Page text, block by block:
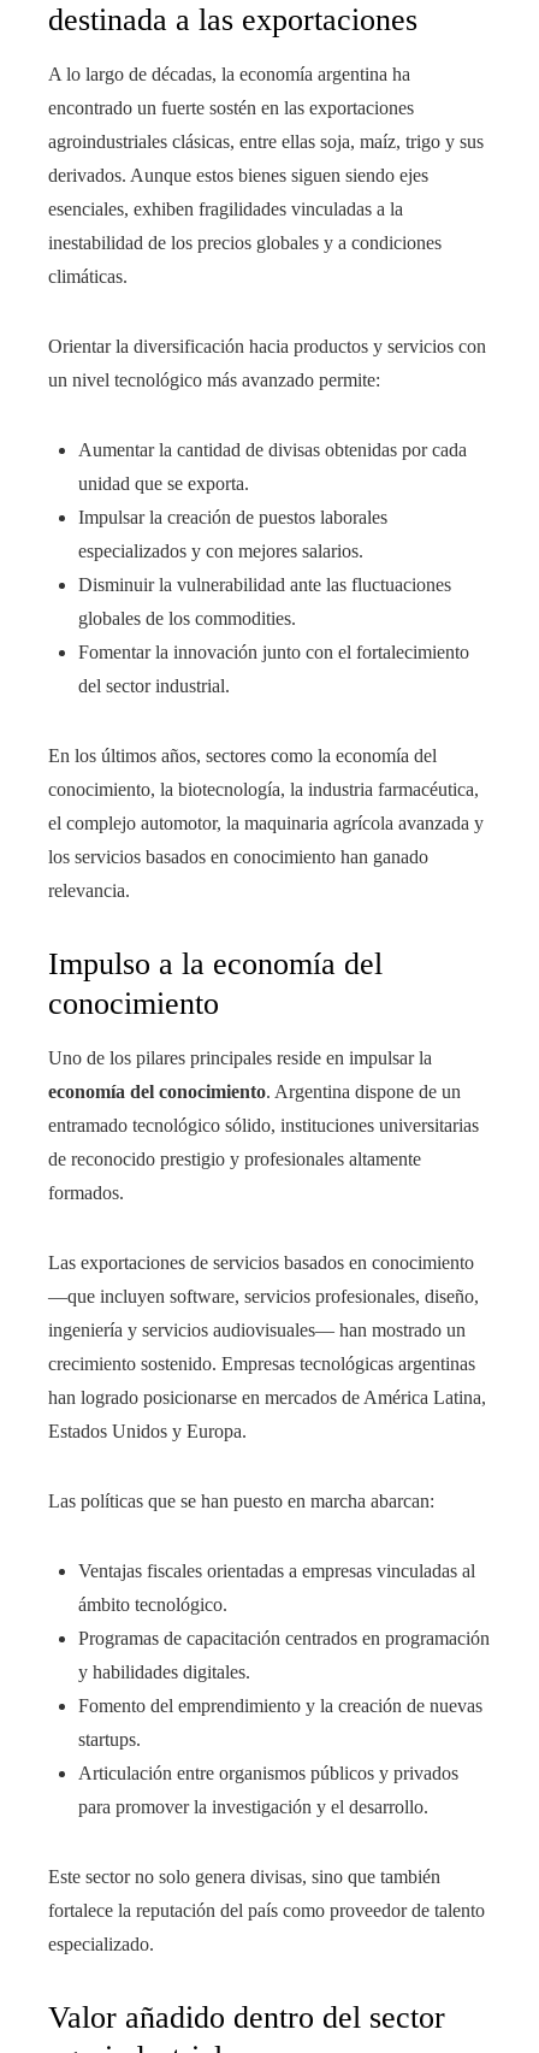
destinada a las exportaciones
A lo largo de décadas, la economía argentina ha
encontrado un fuerte sostén en las exportaciones
agroindustriales clásicas, entre ellas soja, maíz, trigo y sus
derivados. Aunque estos bienes siguen siendo ejes
esenciales, exhiben fragilidades vinculadas a la
inestabilidad de los precios globales y a condiciones
climáticas.
Orientar la diversificación hacia productos y servicios con
un nivel tecnológico más avanzado permite:
Aumentar la cantidad de divisas obtenidas por cada
unidad que se exporta.
Impulsar la creación de puestos laborales
especializados y con mejores salarios.
Disminuir la vulnerabilidad ante las fluctuaciones
globales de los commodities.
Fomentar la innovación junto con el fortalecimiento
del sector industrial.
En los últimos años, sectores como la economía del
conocimiento, la biotecnología, la industria farmacéutica,
el complejo automotor, la maquinaria agrícola avanzada y
los servicios basados en conocimiento han ganado
relevancia.
Impulso a la economía del
conocimiento
Uno de los pilares principales reside en impulsar la
economía del conocimiento. Argentina dispone de un
entramado tecnológico sólido, instituciones universitarias
de reconocido prestigio y profesionales altamente
formados.
Las exportaciones de servicios basados en conocimiento
—que incluyen software, servicios profesionales, diseño,
ingeniería y servicios audiovisuales— han mostrado un
crecimiento sostenido. Empresas tecnológicas argentinas
han logrado posicionarse en mercados de América Latina,
Estados Unidos y Europa.
Las políticas que se han puesto en marcha abarcan:
Ventajas fiscales orientadas a empresas vinculadas al
ámbito tecnológico.
Programas de capacitación centrados en programación
y habilidades digitales.
Fomento del emprendimiento y la creación de nuevas
startups.
Articulación entre organismos públicos y privados
para promover la investigación y el desarrollo.
Este sector no solo genera divisas, sino que también
fortalece la reputación del país como proveedor de talento
especializado.
Valor añadido dentro del sector